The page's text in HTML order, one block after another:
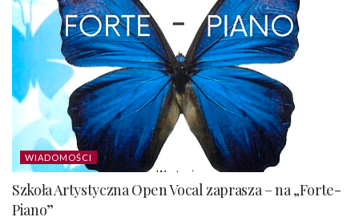
WIADOMOŚCI
Szkoła Artystyczna Open Vocal zaprasza – na „Forte-
Piano”